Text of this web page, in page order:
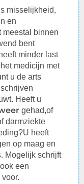
misselijkheid,
en
meestal binnen
bent
minder last
medicijn met
u de arts
Heeft u
gehad,of
darmziekte
heeft
op maag en
Mogelijk schrijft
een